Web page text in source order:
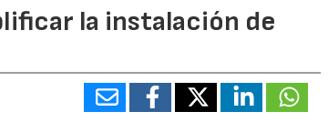
la instalación de